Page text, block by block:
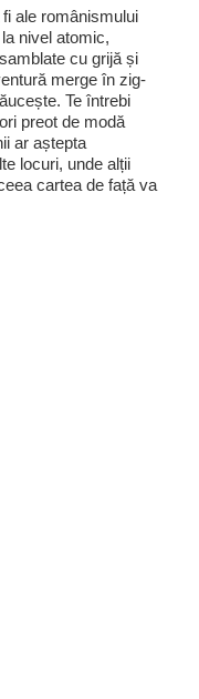
ale românismului
nivel atomic,
cu grijă și
merge în zig-
Te întrebi
preot de modă
ar aștepta
locuri, unde alții
cartea de față va